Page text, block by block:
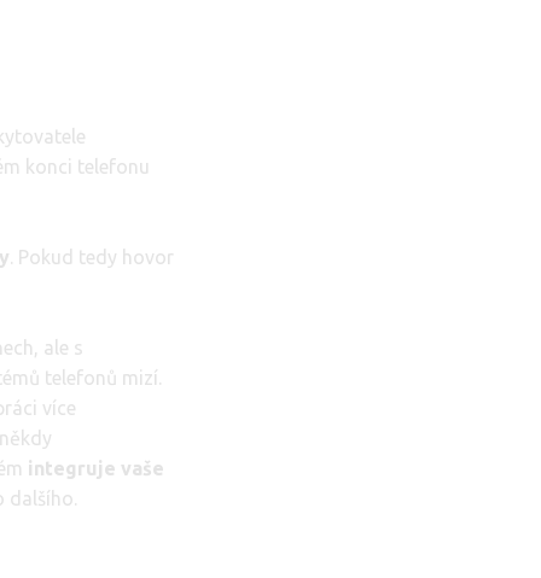
konci telefonu
. Pokud tedy hovor
ale s
telefonů mizí.
více
integruje vaše
dalšího.